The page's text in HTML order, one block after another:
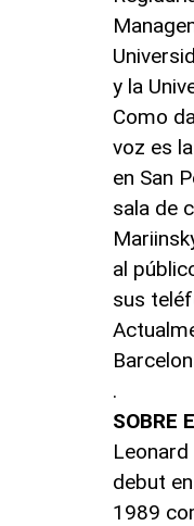
y la
Como
voz es
en San
sala de
al
sus
.
SOBRE
debut
1989